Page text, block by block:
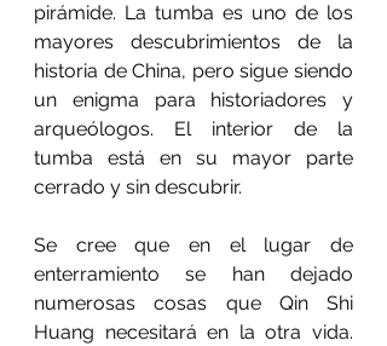
pirámide. La tumba es uno de los
mayores descubrimientos de la
historia de China, pero sigue siendo
un enigma para historiadores y
arqueólogos. El interior de la
tumba está en su mayor parte
cerrado y sin descubrir.
Se cree que en el lugar de
enterramiento se han dejado
numerosas cosas que Qin Shi
Huang necesitará en la otra vida.